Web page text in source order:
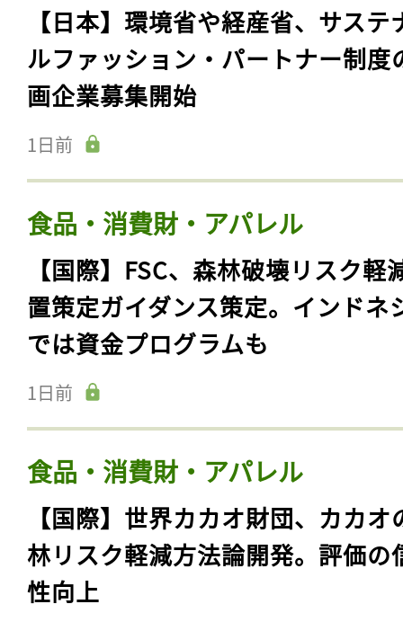
【日本】環境省や経産省、サステ
ルファッション・パートナー制度
画企業募集開始
1日前
食品・消費財・アパレル
【国際】FSC、森林破壊リスク軽
置策定ガイダンス策定。インドネ
では資金プログラムも
1日前
食品・消費財・アパレル
【国際】世界カカオ財団、カカオ
林リスク軽減方法論開発。評価の
性向上